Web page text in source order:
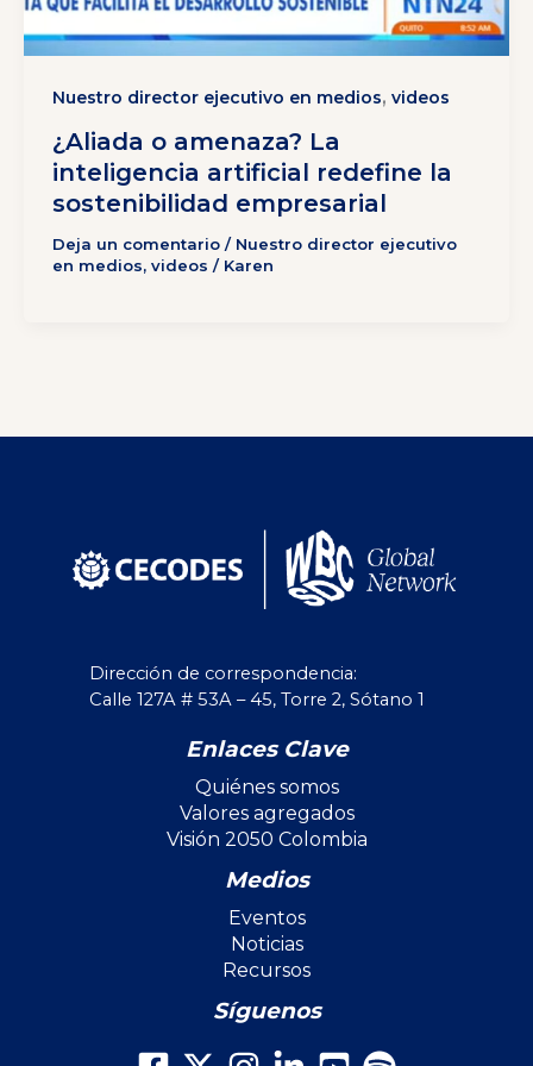
Nuestro director ejecutivo en medios, videos
¿Aliada o amenaza? La
inteligencia artificial redefine la
sostenibilidad empresarial
Deja un comentario / Nuestro director ejecutivo
en medios, videos / Karen
Dirección de correspondencia:
Calle 127A # 53A – 45, Torre 2, Sótano 1
Enlaces Clave
Quiénes somos
Valores agregados
Visión 2050 Colombia
Medios
Eventos
Noticias
Recursos
Síguenos